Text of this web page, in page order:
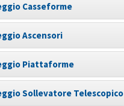
Casseforme
Ascensori
Piattaforme
Sollevatore Telescopico